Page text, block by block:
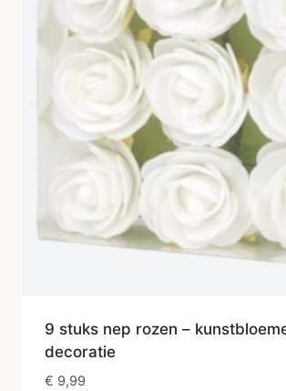
9 stuks nep rozen –
decoratie
€ 9,99